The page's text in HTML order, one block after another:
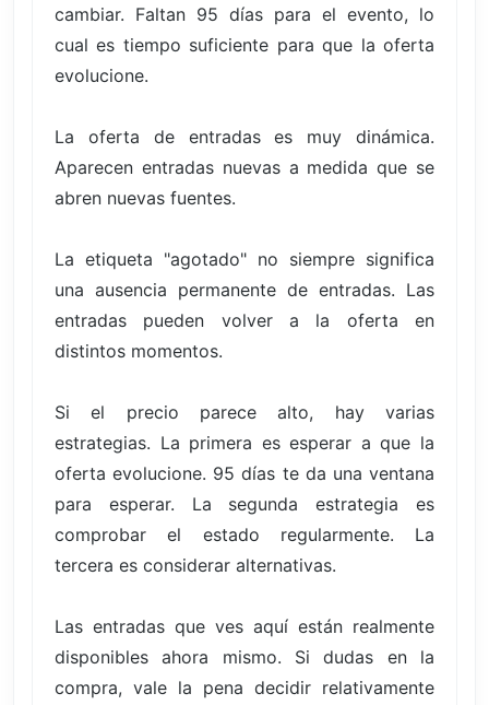
cambiar. Faltan 95 días para el evento, lo
cual es tiempo suficiente para que la oferta
evolucione.
La oferta de entradas es muy dinámica.
Aparecen entradas nuevas a medida que se
abren nuevas fuentes.
La etiqueta "agotado" no siempre significa
una ausencia permanente de entradas. Las
entradas pueden volver a la oferta en
distintos momentos.
Si el precio parece alto, hay varias
estrategias. La primera es esperar a que la
oferta evolucione. 95 días te da una ventana
para esperar. La segunda estrategia es
comprobar el estado regularmente. La
tercera es considerar alternativas.
Las entradas que ves aquí están realmente
disponibles ahora mismo. Si dudas en la
compra, vale la pena decidir relativamente